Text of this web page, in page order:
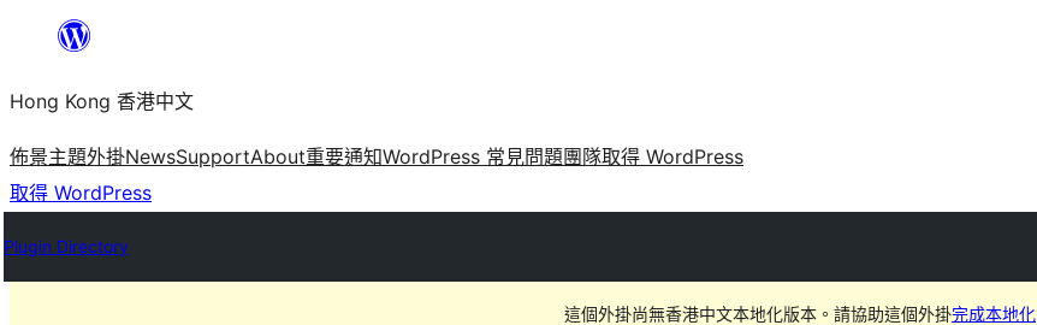
主
要
內
容
Hong Kong 香港中文
佈景主題外掛NewsSupportAbout重要通知WordPress 常見問題團隊取得 WordPress
取得 WordPress
Plugin Directory
這個外掛尚無香港中文本地化版本。請協助這個外掛完成本地化